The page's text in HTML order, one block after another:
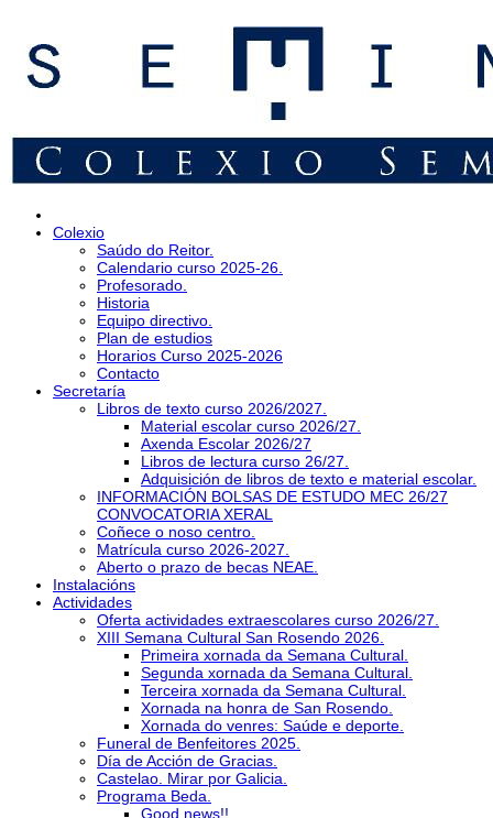
Colexio
Saúdo do Reitor.
Calendario curso 2025-26.
Profesorado.
Historia
Equipo directivo.
Plan de estudios
Horarios Curso 2025-2026
Contacto
Secretaría
Libros de texto curso 2026/2027.
Material escolar curso 2026/27.
Axenda Escolar 2026/27
Libros de lectura curso 26/27.
Adquisición de libros de texto e material escolar.
INFORMACIÓN BOLSAS DE ESTUDO MEC 26/27
CONVOCATORIA XERAL
Coñece o noso centro.
Matrícula curso 2026-2027.
Aberto o prazo de becas NEAE.
Instalacións
Actividades
Oferta actividades extraescolares curso 2026/27.
XIII Semana Cultural San Rosendo 2026.
Primeira xornada da Semana Cultural.
Segunda xornada da Semana Cultural.
Terceira xornada da Semana Cultural.
Xornada na honra de San Rosendo.
Xornada do venres: Saúde e deporte.
Funeral de Benfeitores 2025.
Día de Acción de Gracias.
Castelao. Mirar por Galicia.
Programa Beda.
Good news!!